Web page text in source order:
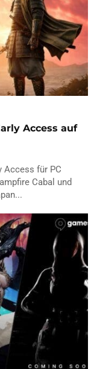
Access auf
Access für PC
Cabal und